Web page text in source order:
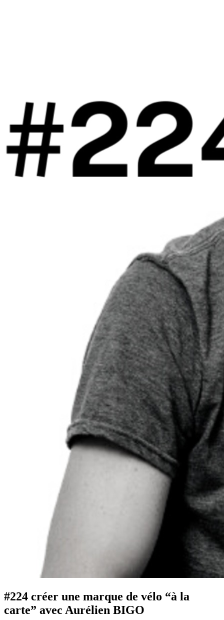
#224 créer une marque de vélo “à la
carte” avec Aurélien BIGO